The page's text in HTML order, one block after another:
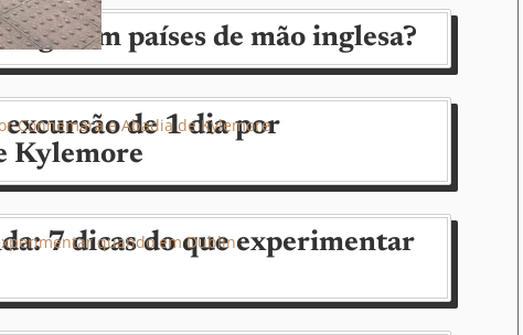
em países de mão inglesa?
de 1 dia por
Kylemore
7 dicas do que experimentar